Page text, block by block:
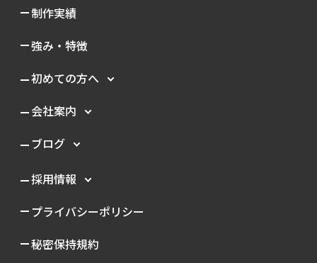
制作実績
強み・特徴
初めての方へ
会社案内
ブログ
採用情報
プライバシーポリシー
秘密保持規約